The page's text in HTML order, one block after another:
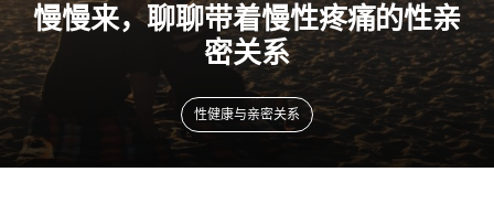
慢慢来，聊聊带着慢性疼痛的性亲
密关系
性健康与亲密关系